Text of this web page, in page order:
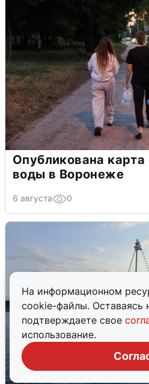
На информационном
cookie-файлы. Оставаясь
подтверждаете свое
использование.
Опубликована
воды в Воронеже
6 августа 0